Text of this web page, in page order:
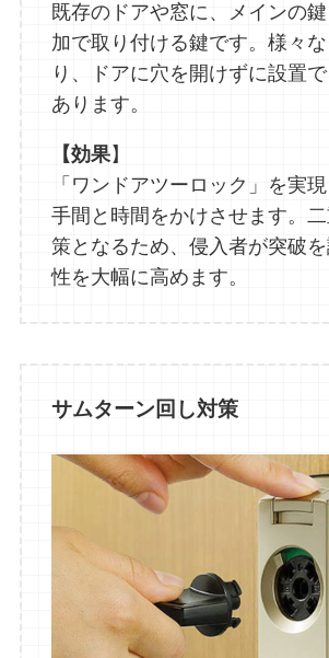
既存のドアや窓に、メインの
加で取り付ける鍵です。様々
り、ドアに穴を開けずに設置
あります。
【効果】
「ワンドアツーロック」を実
手間と時間をかけさせます。
策となるため、侵入者が突破
性を大幅に高めます。
サムターン回し対策